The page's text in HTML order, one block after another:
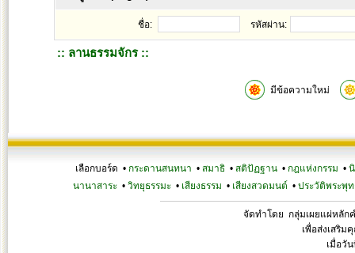
ชื่อ: รหัสผ่าน:
:: ลานธรรมจักร ::
มีข้อความใหม่
เลือกบอร์ด • กระดานสนทนา • สมาธิ • สติปัฏฐาน • กฎแห่งกรรม •
นานาสาระ• วิทยุธรรมะ• เสียงธรรม • เสียงสวดมนต์ • ประวัติพระพุท
จัดทำโดย กลุ่มเผยแผ่หลัก
เพื่อส่งเสริม
เมื่อวั